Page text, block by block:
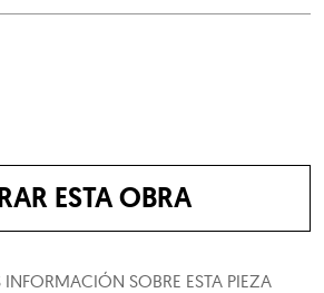
ESTA OBRA
SOBRE ESTA PIEZA